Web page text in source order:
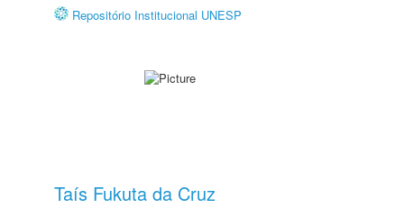
Repositório Institucional UNESP
Taís Fukuta da Cruz